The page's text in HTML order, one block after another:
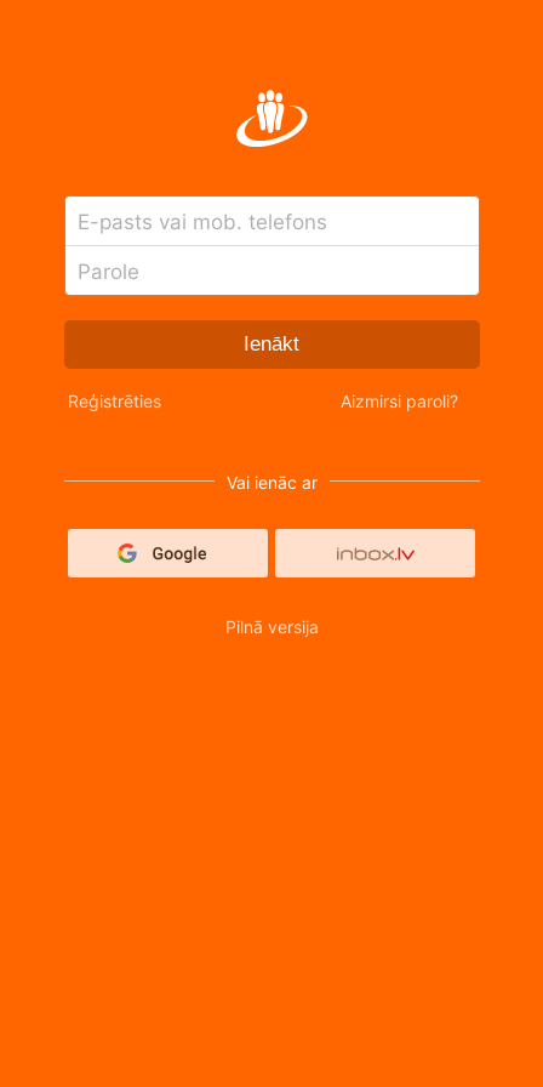
E-pasts vai mob. telefons
Parole
Ienākt
Reģistrēties Aizmirsi paroli?
Vai ienāc ar
Pilnā versija